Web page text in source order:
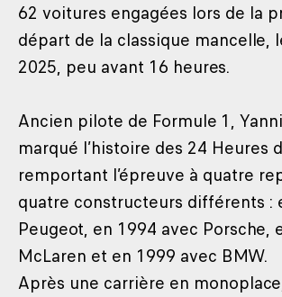
62 voitures engagées lors de la
départ de la classique mancelle,
2025, peu avant 16 heures.
Ancien pilote de Formule 1,
marqué l’histoire des 24 Heures
remportant l’épreuve à quatre
quatre constructeurs différents :
Peugeot, en 1994 avec Porsche,
McLaren et en 1999 avec BMW.
Après une carrière en